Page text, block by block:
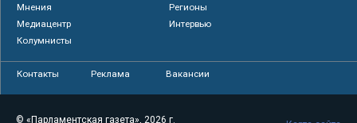
Мнения
Регионы
Медиацентр
Интервью
Колумнисты
Контакты Реклама Вакансии
© «Парламентская газета», 2026 г.